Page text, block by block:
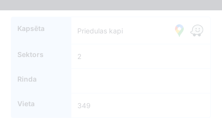
Kapsēta Priedulas kapi
Sektors 2
Rinda
Vieta 349